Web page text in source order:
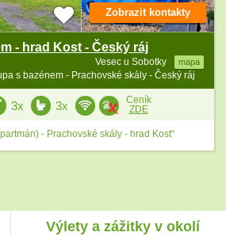
- hrad Kost - Český ráj
Vesec u Sobotky mapa
s bazénem - Prachovské skály - Český ráj
Zobrazit kontakty
3x 3x
Ceník
ZDE
- Prachovské skály - hrad Kost“
Výlety a zážitky v okolí